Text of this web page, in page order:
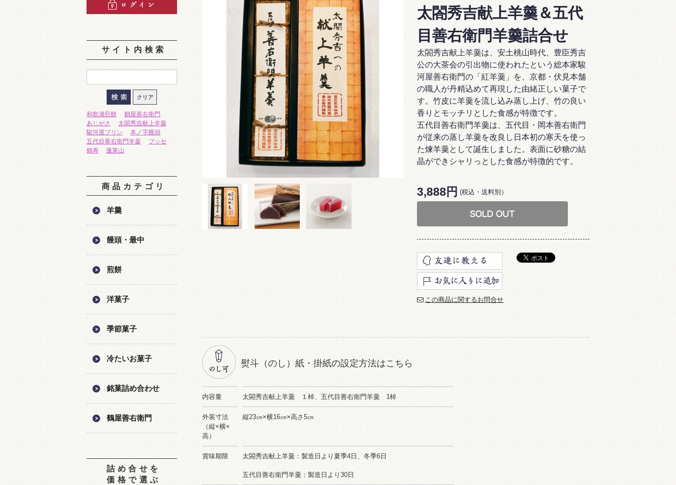
太閤秀吉献上羊羹＆五代
目善右衛門羊羹詰合せ
太閤秀吉献上羊羹は、安土桃山時代、豊臣秀吉
公の大茶会の引出物に使われたという総本家駿
河屋善右衛門の「紅羊羹」を、京都・伏見本舗
の職人が丹精込めて再現した由緒正しい菓子で
す。竹皮に羊羹を流し込み蒸し上げ、竹の良い
香りとモッチリとした食感が特徴です。
五代目善右衛門羊羹は、五代目・岡本善右衛門
が従来の蒸し羊羹を改良し日本初の寒天を使っ
た煉羊羹として誕生しました。表面に砂糖の結
晶ができシャリっとした食感が特徴的です。
3,888円 (税込・送料別）
この商品に関するお問合せ
熨斗（のし）紙・掛紙の設定方法はこちら
内容量 太閤秀吉献上羊羹 １棹、五代目善右衛門羊羹 1棹
外装寸法
（縦×横×
高）
縦23㎝×横16㎝×高さ5㎝
賞味期限 太閤秀吉献上羊羹：製造日より夏季4日、冬季6日
五代目善右衛門羊羹：製造日より30日
サイト内検索
和歌浦煎餅
鶴屋善右衛門
あじがさ
太閤秀吉献上羊羹
駿河屋プリン
本ノ字饅頭
五代目善右衛門羊羹
ブッセ
鶴寿
蓬莱山
商品カテゴリ
羊羹
饅頭・最中
煎餅
洋菓子
季節菓子
冷たいお菓子
銘菓詰め合わせ
鶴屋善右衛門
詰め合せを
価格で選ぶ